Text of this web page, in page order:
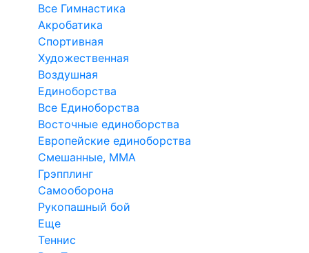
Все Гимнастика
Акробатика
Спортивная
Художественная
Воздушная
Единоборства
Все Единоборства
Восточные единоборства
Европейские единоборства
Смешанные, ММА
Грэпплинг
Самооборона
Рукопашный бой
Еще
Теннис